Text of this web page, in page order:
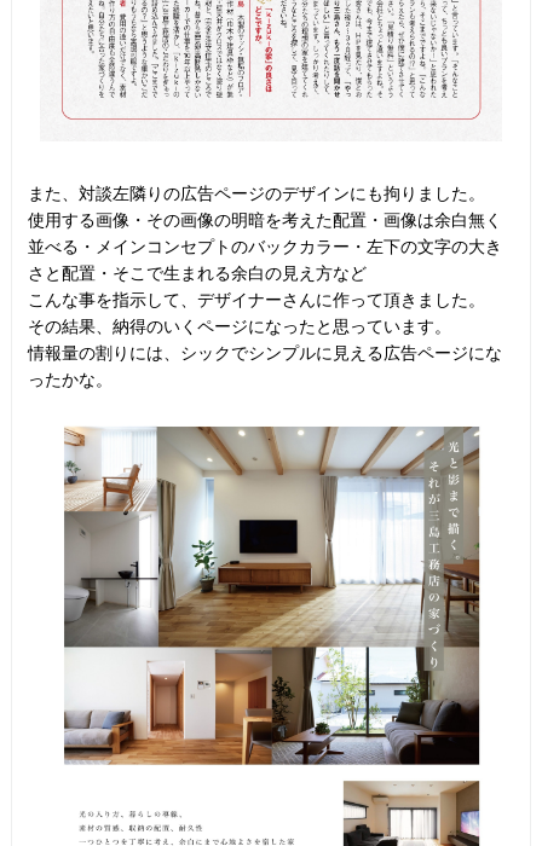
また、対談左隣りの広告ページのデザインにも拘りました。
使用する画像・その画像の明暗を考えた配置・画像は余白無く
並べる・メインコンセプトのバックカラー・左下の文字の大き
さと配置・そこで生まれる余白の見え方など
こんな事を指示して、デザイナーさんに作って頂きました。
その結果、納得のいくページになったと思っています。
情報量の割りには、シックでシンプルに見える広告ページにな
ったかな。